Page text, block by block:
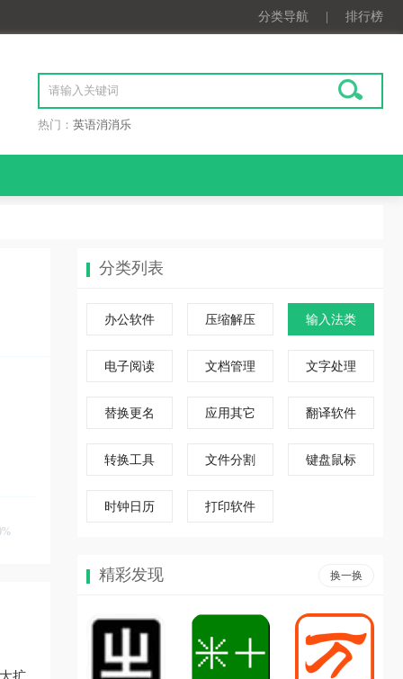
分类导航 排行榜
热门： 英语消消乐
分类列表
办公软件 压缩解压 输入法类
电子阅读 文档管理 文字处理
替换更名 应用其它 翻译软件
转换工具 文件分割 键盘鼠标
时钟日历 打印软件
精彩发现 换一换